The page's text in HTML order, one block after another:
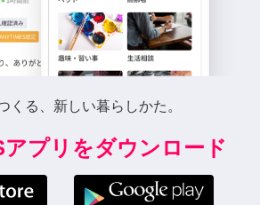
くる、新しい暮らしかた。
アプリをダウンロード